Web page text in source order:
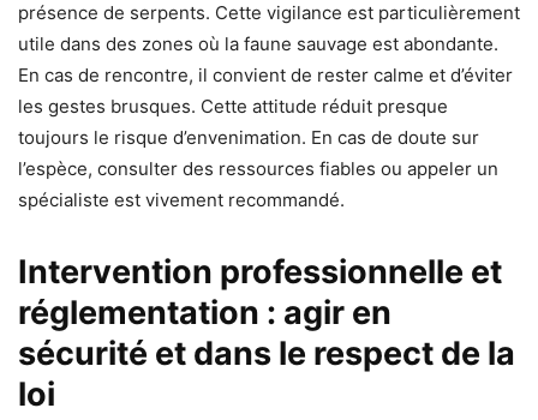
présence de serpents. Cette vigilance est particulièrement
utile dans des zones où la faune sauvage est abondante.
En cas de rencontre, il convient de rester calme et d’éviter
les gestes brusques. Cette attitude réduit presque
toujours le risque d’envenimation. En cas de doute sur
l’espèce, consulter des ressources fiables ou appeler un
spécialiste est vivement recommandé.
Intervention professionnelle et
réglementation : agir en
sécurité et dans le respect de la
loi